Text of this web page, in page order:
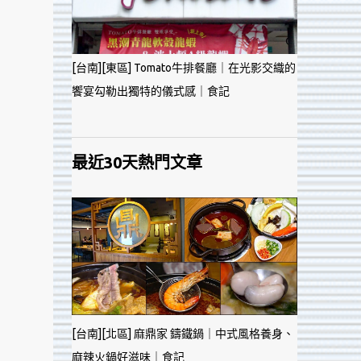
[台南][東區] Tomato牛排餐廳｜在光影交織的
饗宴勾勒出獨特的儀式感｜食記
最近30天熱門文章
[台南][北區] 麻鼎家 鑄鐵鍋｜中式風格養身、
麻辣火鍋好滋味｜食記